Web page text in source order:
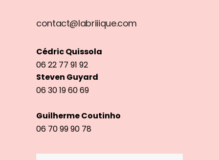
contact@labriiique.com
Cédric Quissola
06 22 77 91 92
Steven Guyard
06 30 19 60 69
Guilherme Coutinho
06 70 99 90 78